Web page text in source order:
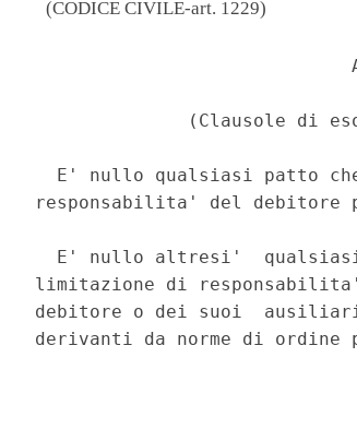
(CODICE CIVILE-art. 1229)
(Clausole di
E' nullo qualsiasi patto
responsabilita' del debitore
E' nullo altresi'
limitazione di
debitore o dei suoi
derivanti da norme di ordine